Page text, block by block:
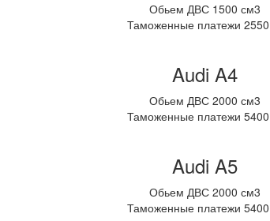
Обьем ДВС 1500 см3
Таможенные платежи 2550
Audi A4
Обьем ДВС 2000 см3
Таможенные платежи 5400
Audi A5
Обьем ДВС 2000 см3
Таможенные платежи 5400